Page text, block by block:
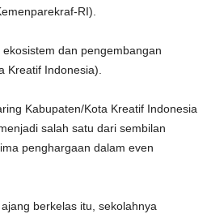
RI).
dan pengembangan
Kreatif Indonesia).
Kabupaten/Kota Kreatif Indonesia
salah satu dari sembilan
penghargaan dalam even
berkelas itu, sekolahnya